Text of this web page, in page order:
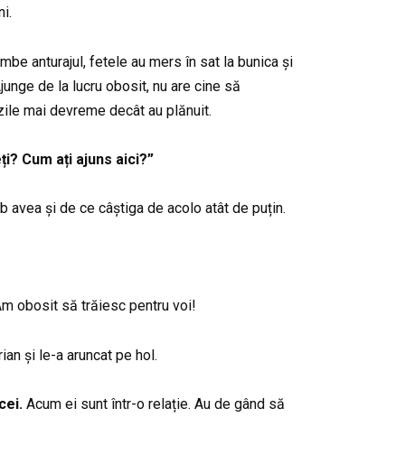
anturajul, fetele au mers în sat la bunica și
de la lucru obosit, nu are cine să
mai devreme decât au plănuit.
Cum ați ajuns aici?”
și de ce câștiga de acolo atât de puțin.
obosit să trăiesc pentru voi!
și le-a aruncat pe hol.
Acum ei sunt într-o relație. Au de gând să